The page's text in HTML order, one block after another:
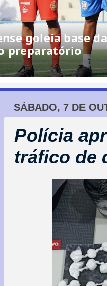
SÁBADO, 7 DE
Polícia
tráfico de